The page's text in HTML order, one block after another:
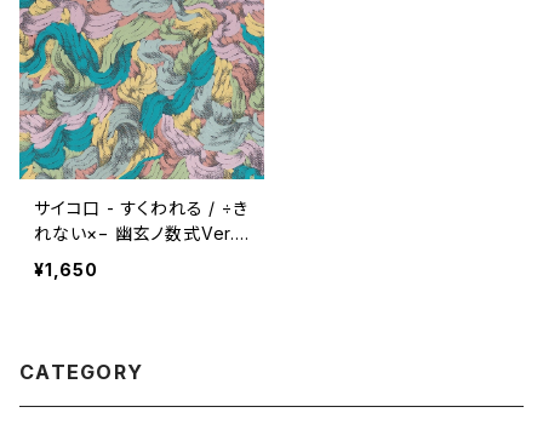
サイコ口 - すくわれる / ÷き
れない×− 幽玄ノ数式Ver.
(7")
¥1,650
CATEGORY